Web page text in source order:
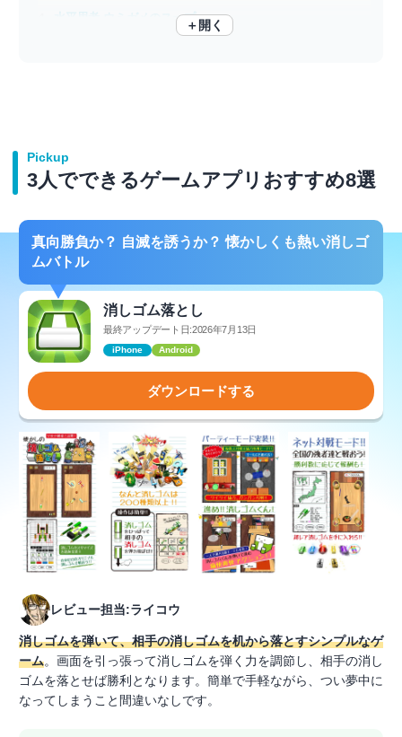
水平思考 ウミガメのスープ
＋開く
Pickup
3人でできるゲームアプリおすすめ8選
真向勝負か？ 自滅を誘うか？ 懐かしくも熱い消しゴ
ムバトル
消しゴム落とし
最終アップデート日:2026年7月13日
iPhone Android
ダウンロードする
レビュー担当:ライコウ
消しゴムを弾いて、相手の消しゴムを机から落とすシンプルなゲ
ーム。画面を引っ張って消しゴムを弾く力を調節し、相手の消し
ゴムを落とせば勝利となります。簡単で手軽ながら、つい夢中に
なってしまうこと間違いなしです。